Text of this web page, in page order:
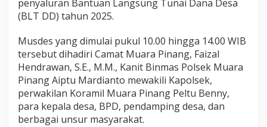
e
0
2
6
,
1
9
K
P
penyaluran Bantuan Langsung Tunai Dana Desa
(BLT DD) tahun 2025.
Musdes yang dimulai pukul 10.00 hingga 14.00 WIB
tersebut dihadiri Camat Muara Pinang, Faizal
Hendrawan, S.E., M.M., Kanit Binmas Polsek Muara
Pinang Aiptu Mardianto mewakili Kapolsek,
perwakilan Koramil Muara Pinang Peltu Benny,
para kepala desa, BPD, pendamping desa, dan
berbagai unsur masyarakat.